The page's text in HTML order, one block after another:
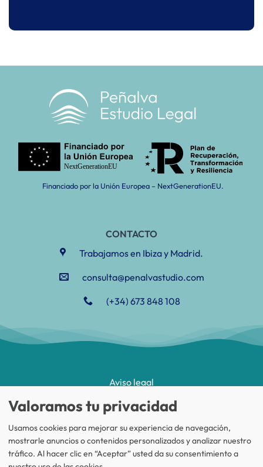
Financiado por la Unión Europea – NextGenerationEU.
CONTACTO
Trabajamos en Ibiza y Madrid.
consulta@penalvastudio.com
(+34) 673 848 108
Peñalva Estudio Legal©2026. Todos los derechos reservados.
Aviso legal
Política de privacidad
Política de cookies
Valoramos tu privacidad
Usamos cookies para mejorar su experiencia de navegación,
mostrarle anuncios o contenidos personalizados y analizar nuestro
tráfico. Al hacer clic en “Aceptar” usted da su consentimiento a